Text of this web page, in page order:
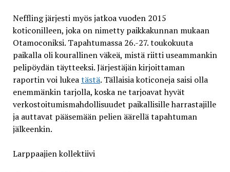
Neffling järjesti myös jatkoa vuoden 2015
koticonilleen, joka on nimetty paikkakunnan mukaan
Otamoconiksi. Tapahtumassa 26.-27. toukokuuta
paikalla oli kourallinen väkeä, mistä riitti useammankin
pelipöydän täytteeksi. Järjestäjän kirjoittaman
raportin voi lukeatästä. Tällaisia koticoneja saisi olla
enemmänkin tarjolla, koska ne tarjoavat hyvät
verkostoitumismahdollisuudet paikallisille harrastajille
ja auttavat pääsemään pelien äärellä tapahtuman
jälkeenkin.
Larppaajien kollektiivi